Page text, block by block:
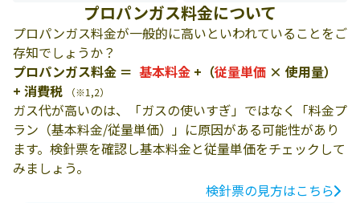
プロパンガス料金について
プロパンガス料金が一般的に高いといわれていることをご
存知でしょうか？
プロパンガス料金 ＝ 基本料金 +（従量単価 × 使用量）
+ 消費税
（※1,2）
ガス代が高いのは、「ガスの使いすぎ」ではなく「料金プ
ラン（基本料金/従量単価）」に原因がある可能性があり
ます。検針票を確認し基本料金と従量単価をチェックして
みましょう。
検針票の見方はこちら